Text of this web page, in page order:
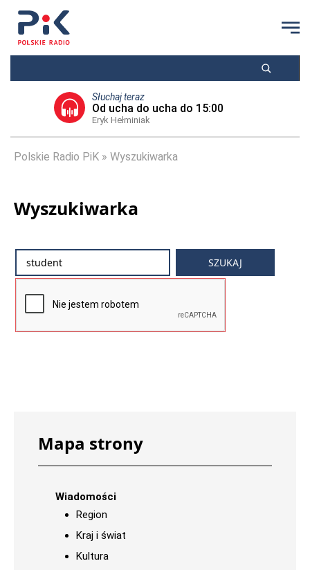
Słuchaj teraz
Od ucha do ucha do 15:00
Eryk Hełminiak
Polskie Radio PiK Wyszukiwarka
Wyszukiwarka
Mapa strony
Wiadomości
Region
Kraj i świat
Kultura